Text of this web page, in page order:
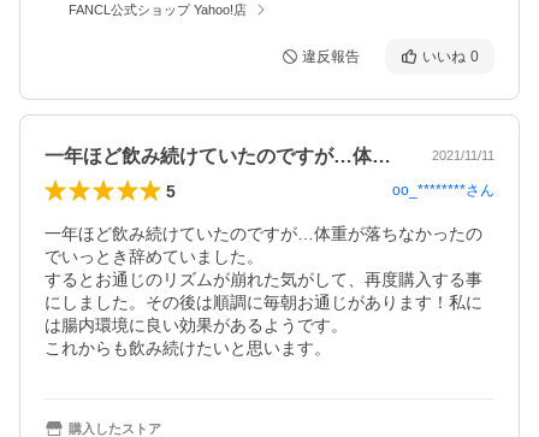
FANCL公式ショップ Yahoo!店
違反報告 いいね 0
一年ほど飲み続けていたのですが…体重が… 2021/11/11
5 oo_********さん
一年ほど飲み続けていたのですが…体重が落ちなかったの
でいっとき辞めていました。
するとお通じのリズムが崩れた気がして、再度購入する事
にしました。その後は順調に毎朝お通じがあります！私に
は腸内環境に良い効果があるようです。
これからも飲み続けたいと思います。
購入したストア